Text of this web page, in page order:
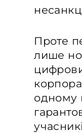
Проте
лише
одному